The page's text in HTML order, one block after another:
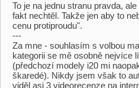
To je na jednu stranu pravda,
fakt nechtěl. Takže jen aby to
cenu protiproudu".
---
Za mne - souhlasím s volbou
kategorii se mě osobně nejvíce
(předchozí modely i20 mi
škaredé). Nikdy jsem však to
viděl asi 3 videorecenze na